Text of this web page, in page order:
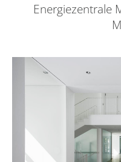
Energiezentrale